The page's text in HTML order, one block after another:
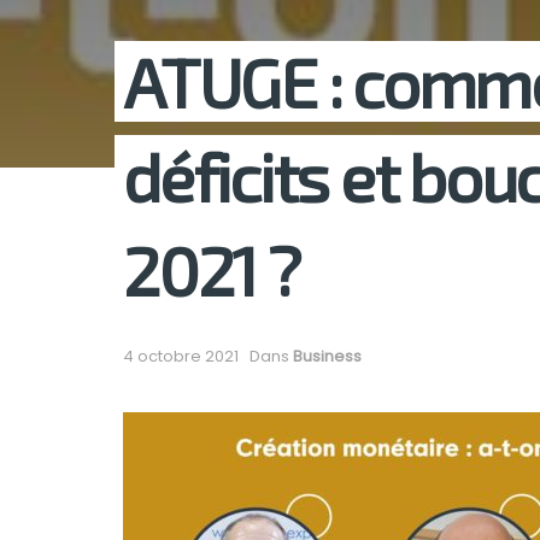
ATUGE :
déficits et
2021 ?
4 octobre 2021 Dans Business